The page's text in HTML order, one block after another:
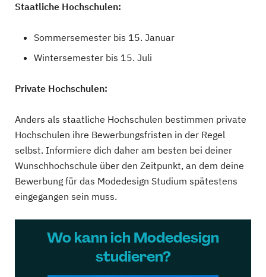
Staatliche Hochschulen:
Sommersemester bis 15. Januar
Wintersemester bis 15. Juli
Private Hochschulen:
Anders als staatliche Hochschulen bestimmen private
Hochschulen ihre Bewerbungsfristen in der Regel
selbst. Informiere dich daher am besten bei deiner
Wunschhochschule über den Zeitpunkt, an dem deine
Bewerbung für das Modedesign Studium spätestens
eingegangen sein muss.
Wo kann ich Modedesign
studieren?